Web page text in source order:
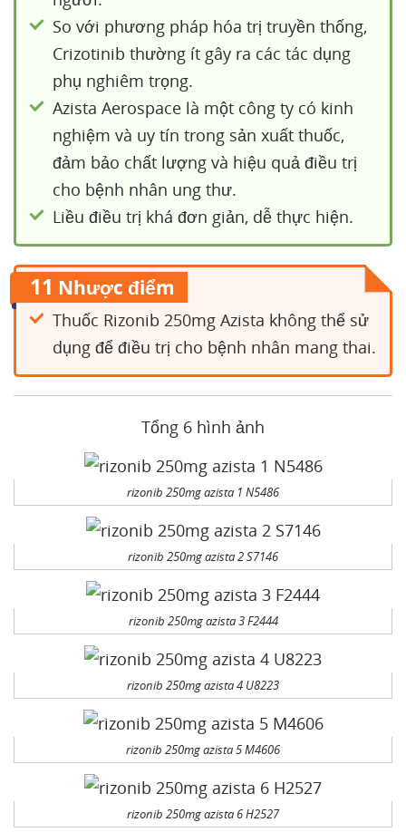
So với phương pháp hóa trị truyền thống,
Crizotinib thường ít gây ra các tác dụng
phụ nghiêm trọng.
Azista Aerospace là một công ty có kinh
nghiệm và uy tín trong sản xuất thuốc,
đảm bảo chất lượng và hiệu quả điều trị
cho bệnh nhân ung thư.
Liều điều trị khá đơn giản, dễ thực hiện.
11 Nhược điểm
Thuốc Rizonib 250mg Azista không thể sử
dụng để điều trị cho bệnh nhân mang thai.
Tổng 6 hình ảnh
rizonib 250mg azista 1 N5486
rizonib 250mg azista 2 S7146
rizonib 250mg azista 3 F2444
rizonib 250mg azista 4 U8223
rizonib 250mg azista 5 M4606
rizonib 250mg azista 6 H2527